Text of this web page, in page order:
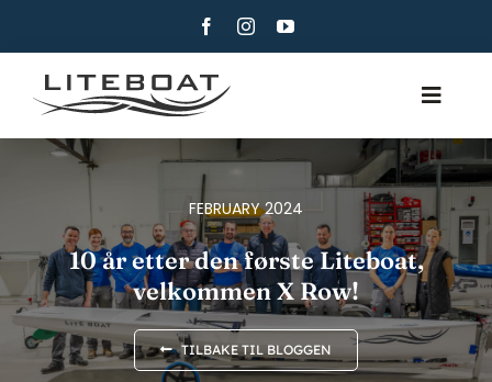
content
Toggle
OM
ROING
ROW AND SAIL
KONTAKT
NORSK BOKMÅL
FEBRUARY 2024
10 år etter den første Liteboat,
velkommen X Row!
TILBAKE TIL BLOGGEN